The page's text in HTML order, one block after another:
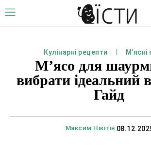
Кулінарні рецепти М’ясні
М’ясо для
вибрати ідеальний
Гайд
Максим Нікітін